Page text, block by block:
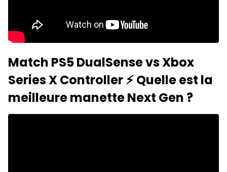
Match PS5 DualSense vs Xbox
Series X Controller ⚡️ Quelle est la
meilleure manette Next Gen ?